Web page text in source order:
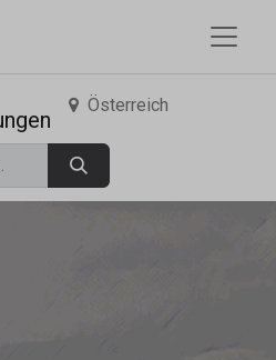
Österreich